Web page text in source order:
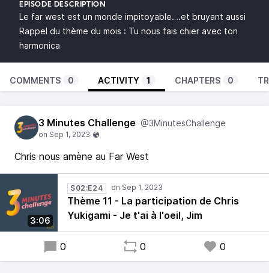
EPISODE DESCRIPTION
Le far west est un monde impitoyable….et bruyant aussi
Rappel du thème du mois : Tu nous fais chier avec ton
harmonica
COMMENTS 0 ACTIVITY 1 CHAPTERS 0
3 Minutes Challenge @3MinutesChallenge
Chris nous amène au Far West
3:06
S02:E24
Thème 11 - La participation de Chris
Yukigami - Je t'ai à l'oeil, Jim
0 0 0